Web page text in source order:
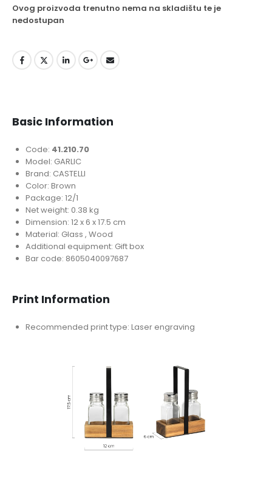
Ovog proizvoda trenutno nema na skladištu te je
nedostupan
Basic Information
Code: 41.210.70
Model: GARLIC
Brand: CASTELLI
Color: Brown
Package: 12/1
Net weight: 0.38 kg
Dimension: 12 x 6 x 17.5 cm
Material: Glass , Wood
Additional equipment: Gift box
Bar code: 8605040097687
Print Information
Recommended print type: Laser engraving